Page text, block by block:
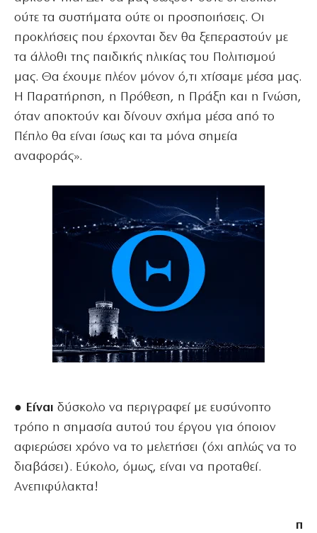
ούτε τα συστήματα ούτε οι προσποιήσεις. Οι
προκλήσεις που έρχονται δεν θα ξεπεραστούν με
τα άλλοθι της παιδικής ηλικίας του Πολιτισμού
μας. Θα έχουμε πλέον μόνον ό,τι χτίσαμε μέσα μας.
Η Παρατήρηση, η Πρόθεση, η Πράξη και η Γνώση,
όταν αποκτούν και δίνουν σχήμα μέσα από το
Πέπλο θα είναι ίσως και τα μόνα σημεία
αναφοράς».
● Είναι δύσκολο να περιγραφεί με ευσύνοπτο
τρόπο η σημασία αυτού του έργου για όποιον
αφιερώσει χρόνο να το μελετήσει (όχι απλώς να το
διαβάσει). Εύκολο, όμως, είναι να προταθεί.
Ανεπιφύλακτα!
π